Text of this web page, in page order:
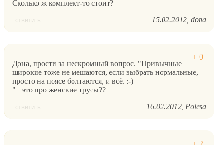
Сколько ж комплект-то стоит?
ответить 15.02.2012 dona
Дона, прости за нескромный вопрос. "Привычные
широкие тоже не мешаются, если выбрать нормальные,
просто на поясе болтаются, и всё. :-)
" - это про женские трусы??
ответить 16.02.2012 Polesa